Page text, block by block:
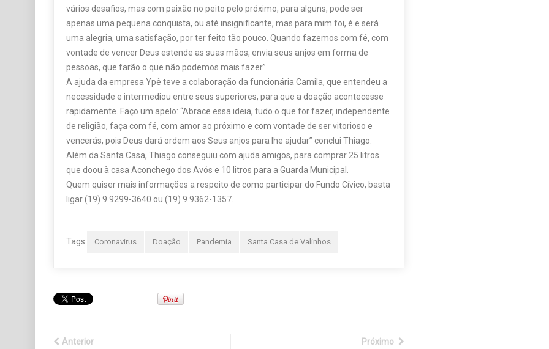
vários desafios, mas com paixão no peito pelo próximo, para alguns, pode ser
apenas uma pequena conquista, ou até insignificante, mas para mim foi, é e será
uma alegria, uma satisfação, por ter feito tão pouco. Quando fazemos com fé, com
vontade de vencer Deus estende as suas mãos, envia seus anjos em forma de
pessoas, que farão o que não podemos mais fazer”.
A ajuda da empresa Ypê teve a colaboração da funcionária Camila, que entendeu a
necessidade e intermediou entre seus superiores, para que a doação acontecesse
rapidamente. Faço um apelo: “Abrace essa ideia, tudo o que for fazer, independente
de religião, faça com fé, com amor ao próximo e com vontade de ser vitorioso e
vencerás, pois Deus dará ordem aos Seus anjos para lhe ajudar” conclui Thiago.
Além da Santa Casa, Thiago conseguiu com ajuda amigos, para comprar 25 litros
que doou à casa Aconchego dos Avós e 10 litros para a Guarda Municipal.
Quem quiser mais informações a respeito de como participar do Fundo Cívico, basta
ligar (19) 9 9299-3640 ou (19) 9 9362-1357.
Tags Coronavirus Doação Pandemia Santa Casa de Valinhos
Anterior
Próximo